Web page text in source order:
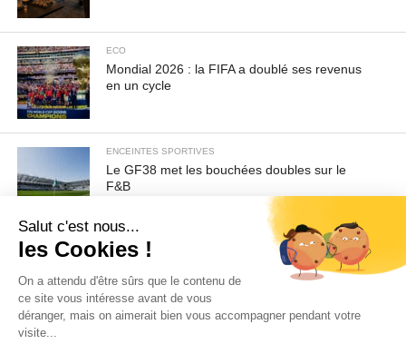
ECO
Mondial 2026 : la FIFA a doublé ses revenus
en un cycle
ENCEINTES SPORTIVES
Le GF38 met les bouchées doubles sur le
F&B